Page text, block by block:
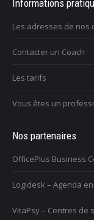
Informations
Les adresses de nos
Contacter un Coach
Les tarifs
Vous êtes un
Nos partenaires
OfficePlus Business
Logidesk – Agenda
VitaPsy – Centres de